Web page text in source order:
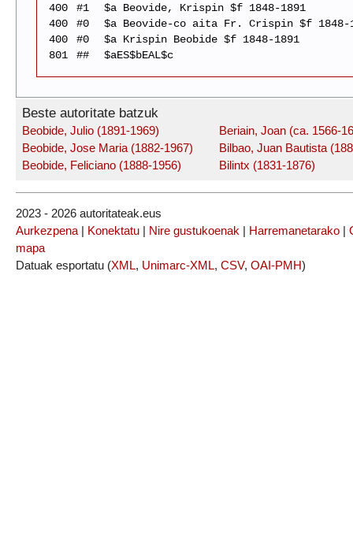
400
#1
$a Beovide, Krispin $f 1848-1891
400
#0
$a Beovide-co aita Fr. Crispin $f 1848-
400
#0
$a Krispin Beobide $f 1848-1891
801
## $aES$bEAL$c
Beste autoritate batzuk
Beobide, Julio (1891-1969)
Beobide, Jose Maria (1882-1967)
Beobide, Feliciano (1888-1956)
Beriain, Joan (ca. 1566-
Bilbao, Juan Bautista
Bilintx (1831-1876)
2023 - 2026 autoritateak.eus
Aurkezpena| Konektatu | Nire gustukoenak | Harremanetarako |
mapa
Datuak esportatu (XML, Unimarc-XML, CSV, OAI-PMH)